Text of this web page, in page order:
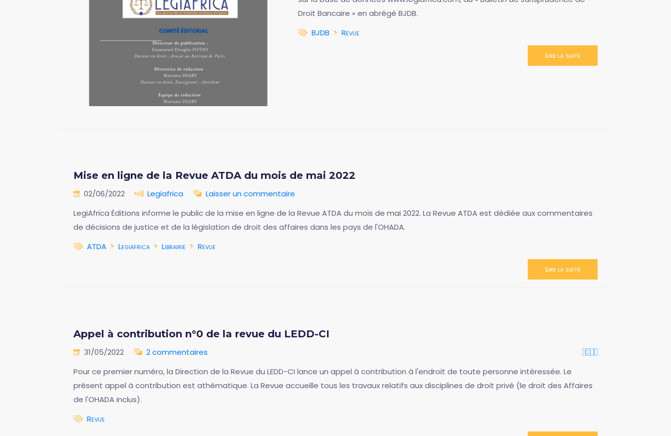
Droit Bancaire » en abrégé BJDB.
BJDB
Revue
Lire la suite
Mise en ligne de la Revue ATDA du mois de mai 2022
02/06/2022 Legiafrica
Laisser un commentaire
LegiAfrica Éditions informe le public de la mise en ligne de la Revue ATDA du mois de mai 2022. La Revue ATDA est dédiée aux commentaires
de décisions de justice et de la législation de droit des affaires dans les pays de l'OHADA.
ATDA
Legiafrica Librairie Revue
Lire la suite
Appel à contribution n°0 de la revue du LEDD-CI
31/05/2022 2 commentaires
🇨🇮
Pour ce premier numéro, la Direction de la Revue du LEDD-CI lance un appel à contribution à l'endroit de toute personne intéressée. Le
présent appel à contribution est athématique. La Revue accueille tous les travaux relatifs aux disciplines de droit privé (le droit des Affaires
de l'OHADA inclus).
Revue